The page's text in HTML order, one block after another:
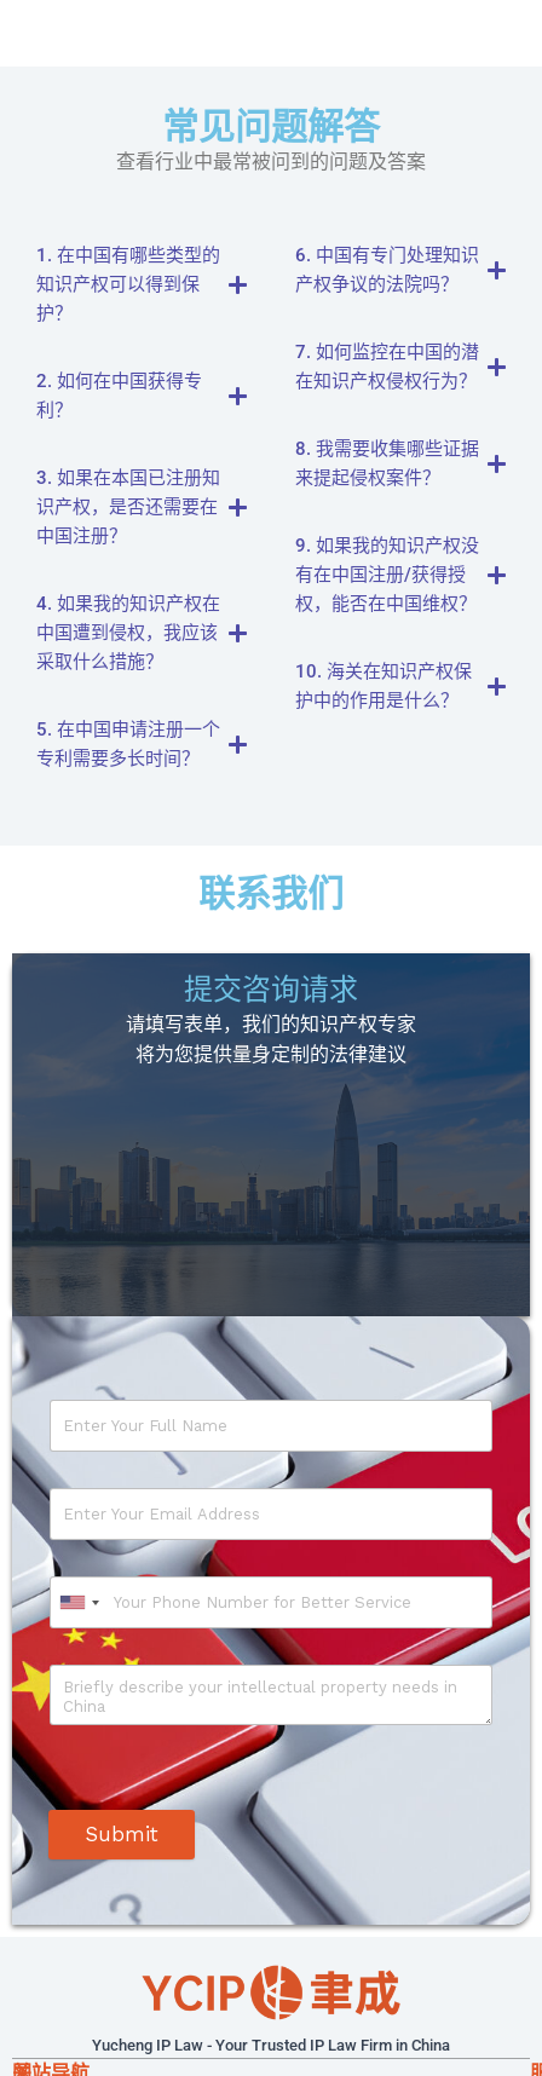
常见问题解答
查看行业中最常被问到的问题及答案
1. 在中国有哪些类型的
知识产权可以得到保
护？
2. 如何在中国获得专
利？
3. 如果在本国已注册知
识产权，是否还需要在
中国注册？
4. 如果我的知识产权在
中国遭到侵权，我应该
采取什么措施？
5. 在中国申请注册一个
专利需要多长时间？
6. 中国有专门处理知识
产权争议的法院吗？
7. 如何监控在中国的潜
在知识产权侵权行为？
8. 我需要收集哪些证据
来提起侵权案件？
9. 如果我的知识产权没
有在中国注册/获得授
权，能否在中国维权？
10. 海关在知识产权保
护中的作用是什么？
联系我们
提交咨询请求
请填写表单，我们的知识产权专家
将为您提供量身定制的法律建议
Submit
Yucheng IP Law - Your Trusted IP Law Firm in China